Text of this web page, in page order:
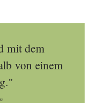
mit dem
von einem